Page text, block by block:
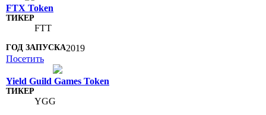
FTX Token
FTT
2019
Посетить
Yield Guild Games Token
YGG